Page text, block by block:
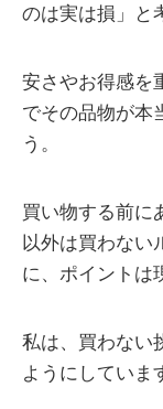
のは実は損」と
安さやお得感を
でその品物が本
う。
買い物する前に
以外は買わない
に、ポイントは
私は、買わない
ようにしていま